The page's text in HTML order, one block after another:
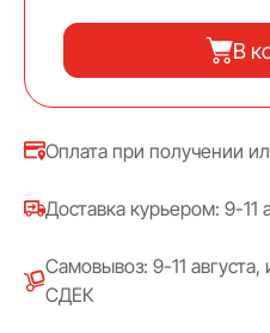
В
Оплата при получении
Доставка курьером: 9-11
Самовывоз: 9-11
СДЕК